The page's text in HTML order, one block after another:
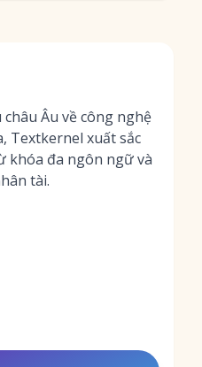
Âu về công nghệ
Textkernel xuất sắc
khóa đa ngôn ngữ và
tài.